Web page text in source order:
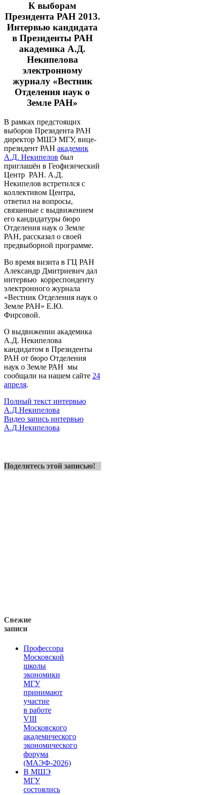
К выборам
Президента РАН 2013.
Интервью кандидата
в Президенты РАН
академика А.Д.
Некипелова
электронному
журналу «Вестник
Отделения наук о
Земле РАН»
В рамках предстоящих
выборов Президента РАН
директор МШЭ МГУ, вице-
президент РАН академик
А.Д. Некипелов был
приглашён в Геофизический
Центр РАН. А.Д.
Некипелов встретился с
коллективом Центра,
ответил на вопросы,
связанные с выдвижением
его кандидатуры бюро
Отделения наук о Земле
РАН, рассказал о своей
предвыборной программе.
Во время визита в ГЦ РАН
Александр Дмитриевич дал
интервью корреспонденту
электронного журнала
«Вестник Отделения наук о
Земле РАН» Е.Ю.
Фирсовой.
О выдвижении академика
А.Д. Некипелова
кандидатом в Президенты
РАН от бюро Отделения
наук о Земле РАН мы
сообщали на нашем сайте 24
апреля.
Полный текст интервью
А.Д.Некипелова
Видео запись интервью
А.Д.Некипелова
Поделитесь этой записью!
Свежие
записи
Профессора
Московской
школы
экономики
МГУ
принимают
участие
в работе
VIII
Московского
академического
экономического
форума
(МАЭФ-2026)
В МШЭ
МГУ
состоялись